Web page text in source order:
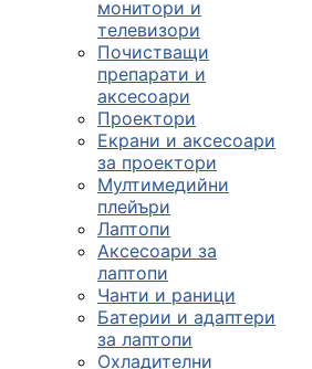
монитори и
телевизори
Почистващи
препарати и
аксесоари
Проектори
Екрани и аксесоари
за проектори
Мултимедийни
плейъри
Лаптопи
Аксесоари за
лаптопи
Чанти и раници
Батерии и адаптери
за лаптопи
Охладителни